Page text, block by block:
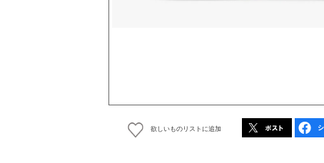
欲しいものリストに追加